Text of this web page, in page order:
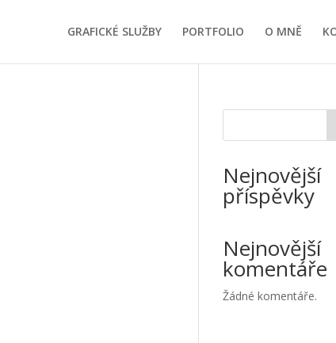
GRAFICKÉ SLUŽBY PORTFOLIO O MNĚ
Nejnovější
příspěvky
Nejnovější
komentáře
Žádné komentáře.